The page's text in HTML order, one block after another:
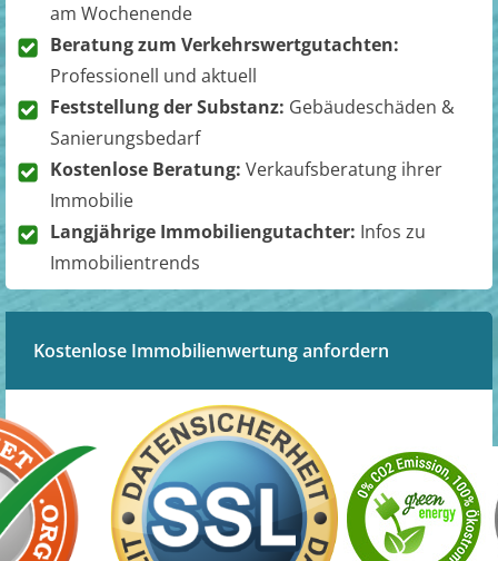
am Wochenende
Beratung zum Verkehrswertgutachten:
Professionell und aktuell
Feststellung der Substanz: Gebäudeschäden &
Sanierungsbedarf
Kostenlose Beratung: Verkaufsberatung ihrer
Immobilie
Langjährige Immobiliengutachter: Infos zu
Immobilientrends
Kostenlose Immobilienwertung anfordern